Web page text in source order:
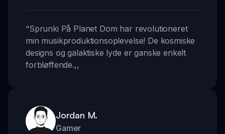
“Sprunki På Planet Dom har revolutioneret
min musikproduktionsoplevelse! De kosmiske
designs og galaktiske lyde er ganske enkelt
forbløffende.,,
Jordan M.
Gamer